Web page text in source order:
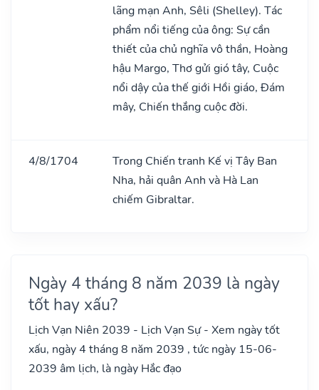
lãng mạn Anh, Sêli (Shelley). Tác
phẩm nổi tiếng của ông: Sự cần
thiết của chủ nghĩa vô thần, Hoàng
hậu Margo, Thơ gửi gió tây, Cuộc
nổi dậy của thế giới Hồi giáo, Đám
mây, Chiến thắng cuộc đời.
4/8/1704
Trong Chiến tranh Kế vị Tây Ban
Nha, hải quân Anh và Hà Lan
chiếm Gibraltar.
Ngày 4 tháng 8 năm 2039 là ngày
tốt hay xấu?
Lịch Vạn Niên 2039 - Lịch Vạn Sự - Xem ngày tốt
xấu, ngày 4 tháng 8 năm 2039 , tức ngày 15-06-
2039 âm lịch, là ngày Hắc đạo